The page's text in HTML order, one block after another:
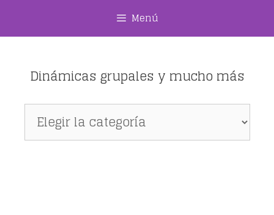
Menú
Dinámicas grupales y mucho más
Dinámicas
grupales